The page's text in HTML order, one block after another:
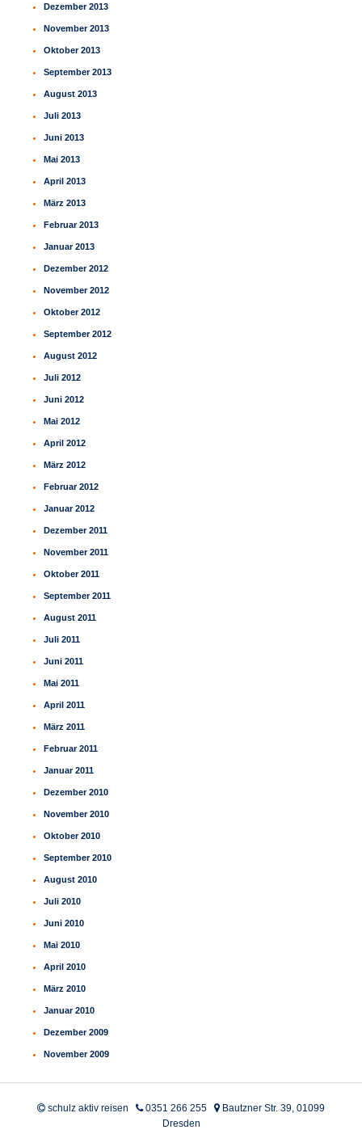
Dezember 2013
November 2013
Oktober 2013
September 2013
August 2013
Juli 2013
Juni 2013
Mai 2013
April 2013
März 2013
Februar 2013
Januar 2013
Dezember 2012
November 2012
Oktober 2012
September 2012
August 2012
Juli 2012
Juni 2012
Mai 2012
April 2012
März 2012
Februar 2012
Januar 2012
Dezember 2011
November 2011
Oktober 2011
September 2011
August 2011
Juli 2011
Juni 2011
Mai 2011
April 2011
März 2011
Februar 2011
Januar 2011
Dezember 2010
November 2010
Oktober 2010
September 2010
August 2010
Juli 2010
Juni 2010
Mai 2010
April 2010
März 2010
Januar 2010
Dezember 2009
November 2009
schulz aktiv reisen 0351 266 255
Bautzner Str. 39, 01099
Dresden